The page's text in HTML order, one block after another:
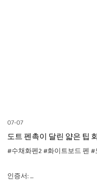
07-07
도트 펜촉이 달린 얇은 팁
#수채화펜2#화이트보드 펜#
인증서: